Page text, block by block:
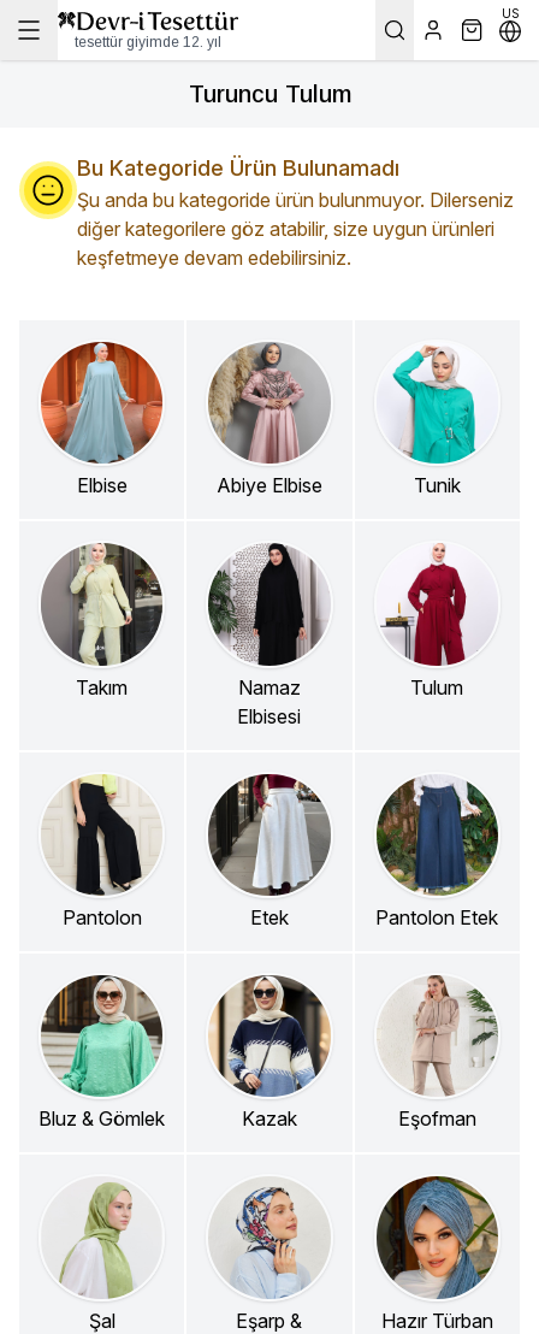
tesettür giyimde 12. yıl
US
Turuncu Tulum
Bu Kategoride Ürün Bulunamadı
Şu anda bu kategoride ürün bulunmuyor. Dilerseniz
diğer kategorilere göz atabilir, size uygun ürünleri
keşfetmeye devam edebilirsiniz.
Elbise Abiye Elbise Tunik
Takım
Namaz
Elbisesi
Tulum
Pantolon Etek Pantolon Etek
Bluz & Gömlek Kazak Eşofman
Şal
Eşarp &
Hazır Türban